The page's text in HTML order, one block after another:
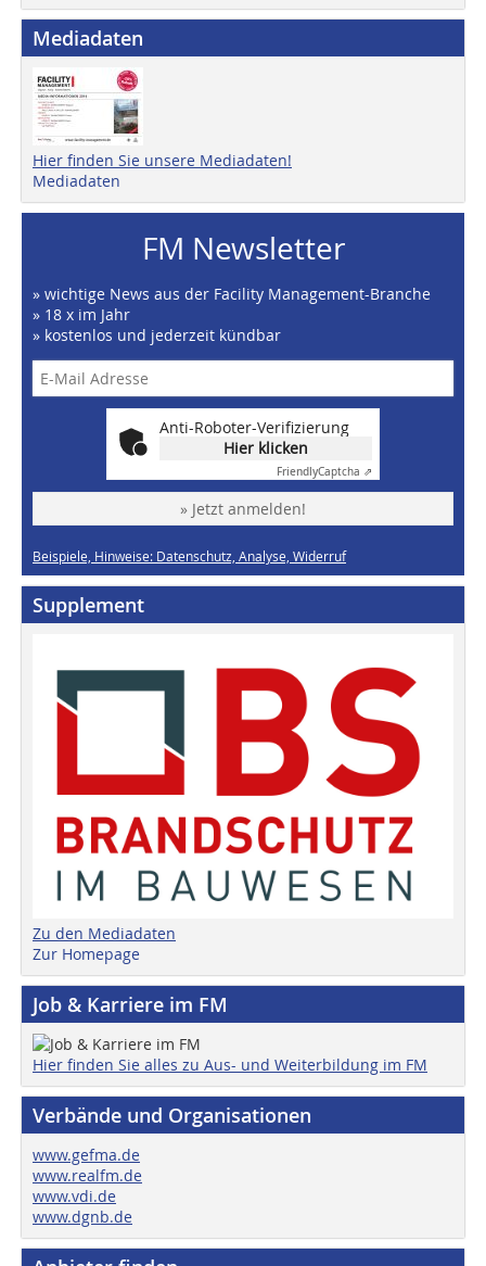
Mediadaten
Hier finden Sie unsere Mediadaten!
Mediadaten
FM Newsletter
» wichtige News aus der Facility Management-Branche
» 18 x im Jahr
» kostenlos und jederzeit kündbar
Anti-Roboter-Verifizierung
Hier klicken
FriendlyCaptcha ⇗
» Jetzt anmelden!
Beispiele, Hinweise: Datenschutz, Analyse, Widerruf
Supplement
Zu den Mediadaten
Zur Homepage
Job & Karriere im FM
Hier finden Sie alles zu Aus- und Weiterbildung im FM
Verbände und Organisationen
www.gefma.de
www.realfm.de
www.vdi.de
www.dgnb.de